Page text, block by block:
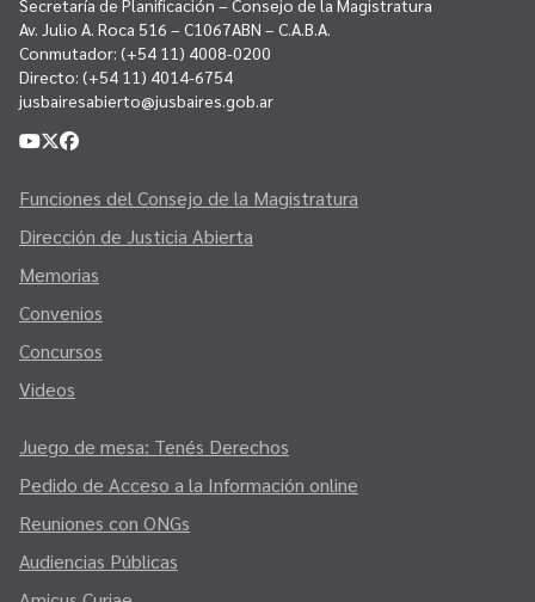
Secretaría de Planificación – Consejo de la Magistratura
Av. Julio A. Roca 516 – C1067ABN – C.A.B.A.
Conmutador: (+54 11) 4008-0200
Directo: (+54 11) 4014-6754
jusbairesabierto@jusbaires.gob.ar
Funciones del Consejo de la Magistratura
Dirección de Justicia Abierta
Memorias
Convenios
Concursos
Videos
Juego de mesa: Tenés Derechos
Pedido de Acceso a la Información online
Reuniones con ONGs
Audiencias Públicas